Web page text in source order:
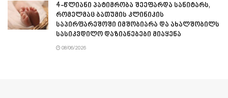
4-წლიანი პატიმრობა შეეფარდა სანიტარს,
რომელმაც ბათუმის კლინიკის
საპირფარეშოში იმშობიარა და ახალშობილს
სასიკვდილო დაზიანებები მიაყენა
08/06/2026